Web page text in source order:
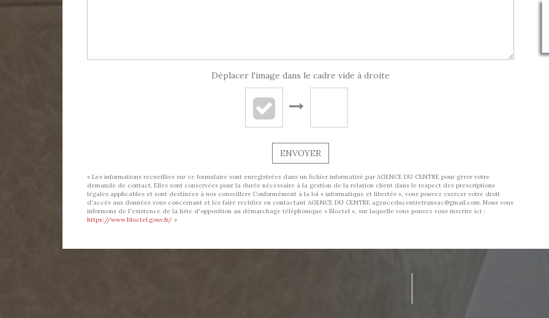
Déplacer l'image dans le cadre vide à droite
ENVOYER
« Les informations recueillies sur ce formulaire sont enregistrées dans un fichier informatisé par AGENCE DU CENTRE pour gérer votre
demande de contact. Elles sont conservées pour la durée nécessaire à la gestion de la relation client dans le respect des prescriptions
légales applicables et sont destinées à nos conseillers Conformément à la loi « informatique et libertés », vous pouvez exercer votre droit
d'accès aux données vous concernant et les faire rectifier en contactant AGENCE DU CENTRE agenceducentretransac@gmail.com. Nous vous
informons de l'existence de la liste d'opposition au démarchage téléphonique « Bloctel », sur laquelle vous pouvez vous inscrire ici :
https://www.bloctel.gouv.fr/ »